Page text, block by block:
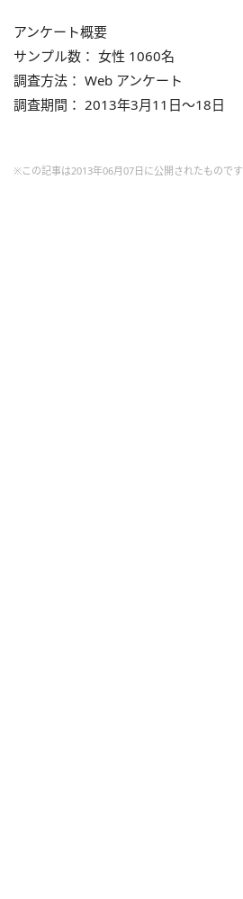
アンケート概要
サンプル数： 女性 1060名
調査方法： Web アンケート
調査期間： 2013年3月11日～18日
※この記事は2013年06月07日に公開されたものです